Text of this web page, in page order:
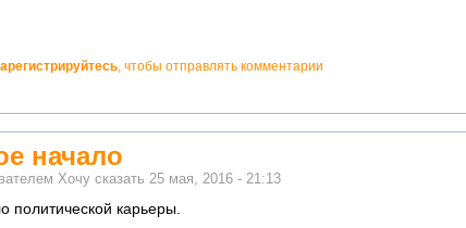
, чтобы отправлять комментарии
начало
Хочу сказать 25 мая, 2016 - 21:13
политической карьеры.